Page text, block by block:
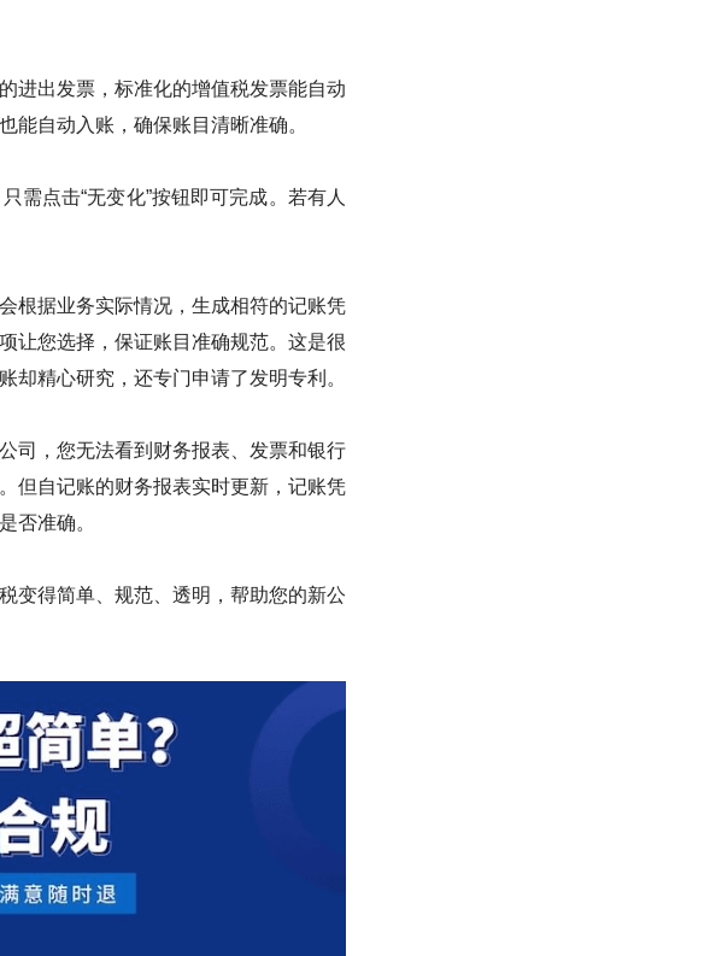
进出发票，标准化的增值税发票能自动
能自动入账，确保账目清晰准确。
需点击“无变化”按钮即可完成。若有人
根据业务实际情况，生成相符的记账凭
让您选择，保证账目准确规范。这是很
却精心研究，还专门申请了发明专利。
司，您无法看到财务报表、发票和银行
但自记账的财务报表实时更新，记账凭
否准确。
变得简单、规范、透明，帮助您的新公